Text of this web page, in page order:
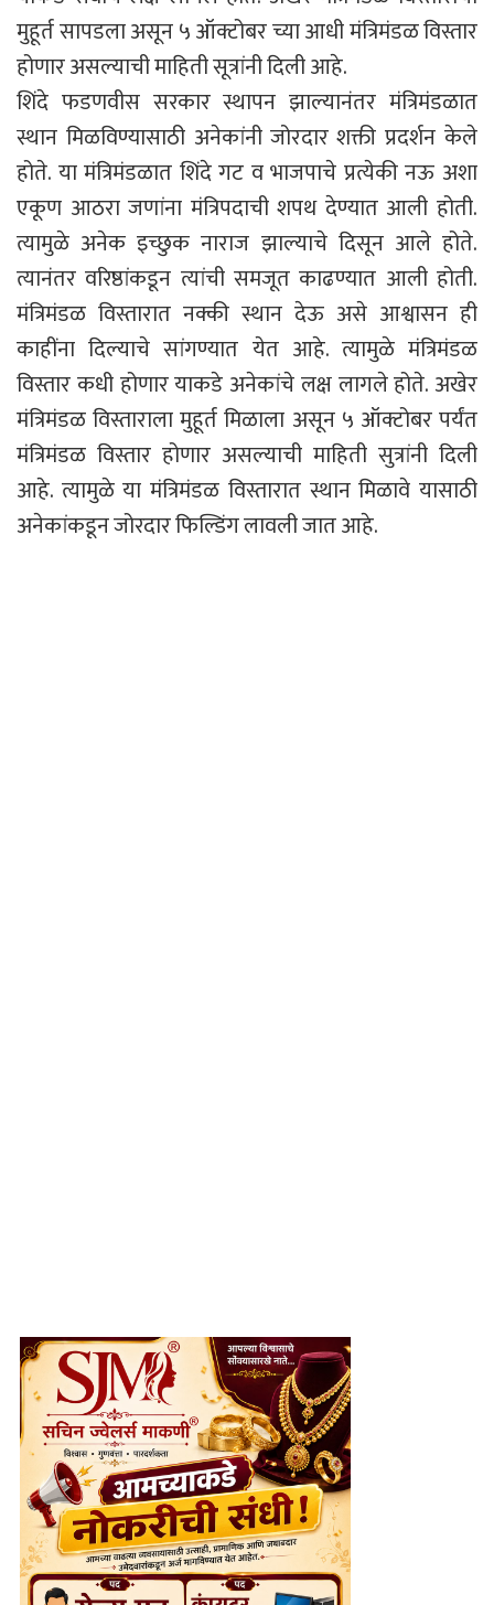
मुहूर्त सापडला असून ५ ऑक्टोबर च्या आधी मंत्रिमंडळ विस्तार
होणार असल्याची माहिती सूत्रांनी दिली आहे.
शिंदे फडणवीस सरकार स्थापन झाल्यानंतर मंत्रिमंडळात
स्थान मिळविण्यासाठी अनेकांनी जोरदार शक्ती प्रदर्शन केले
होते. या मंत्रिमंडळात शिंदे गट व भाजपाचे प्रत्येकी नऊ अशा
एकूण आठरा जणांना मंत्रिपदाची शपथ देण्यात आली होती.
त्यामुळे अनेक इच्छुक नाराज झाल्याचे दिसून आले होते.
त्यानंतर वरिष्ठांकडून त्यांची समजूत काढण्यात आली होती.
मंत्रिमंडळ विस्तारात नक्की स्थान देऊ असे आश्वासन ही
काहींना दिल्याचे सांगण्यात येत आहे. त्यामुळे मंत्रिमंडळ
विस्तार कधी होणार याकडे अनेकांचे लक्ष लागले होते. अखेर
मंत्रिमंडळ विस्ताराला मुहूर्त मिळाला असून ५ ऑक्टोबर पर्यंत
मंत्रिमंडळ विस्तार होणार असल्याची माहिती सुत्रांनी दिली
आहे. त्यामुळे या मंत्रिमंडळ विस्तारात स्थान मिळावे यासाठी
अनेकांकडून जोरदार फिल्डिंग लावली जात आहे.